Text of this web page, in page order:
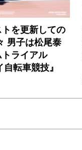
を更新しての
男子は松尾泰
ライアル
自転車競技』